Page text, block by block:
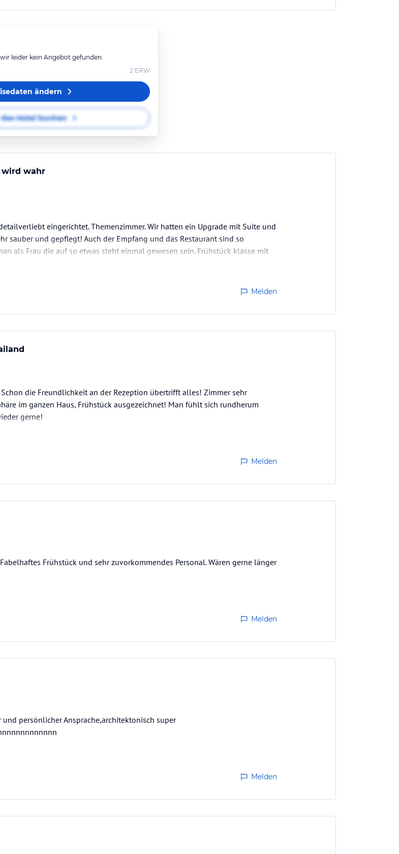
leider kein Angebot gefunden.
2 ERW
ändern
Hotel buchen
wird wahr
eingerichtet. Themenzimmer. Wir hatten ein Upgrade mit Suite und
sauber und gepflegt! Auch der Empfang und das Restaurant sind so
als Frau die auf so etwas steht einmal gewesen sein. Frühstück klasse mit
Erlebnis!
Melden
die Freundlichkeit an der Rezeption übertrifft alles! Zimmer sehr
im ganzen Haus, Frühstück ausgezeichnet! Man fühlt sich rundherum
gerne!
Melden
Frühstück und sehr zuvorkommendes Personal. Wären gerne länger
Melden
persönlicher Ansprache,architektonisch super
Melden